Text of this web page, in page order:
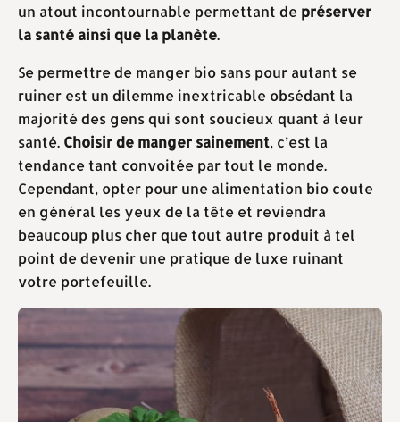
un atout incontournable permettant de préserver
la santé ainsi que la planète.
Se permettre de manger bio sans pour autant se
ruiner est un dilemme inextricable obsédant la
majorité des gens qui sont soucieux quant à leur
santé. Choisir de manger sainement, c’est la
tendance tant convoitée par tout le monde.
Cependant, opter pour une alimentation bio coute
en général les yeux de la tête et reviendra
beaucoup plus cher que tout autre produit à tel
point de devenir une pratique de luxe ruinant
votre portefeuille.